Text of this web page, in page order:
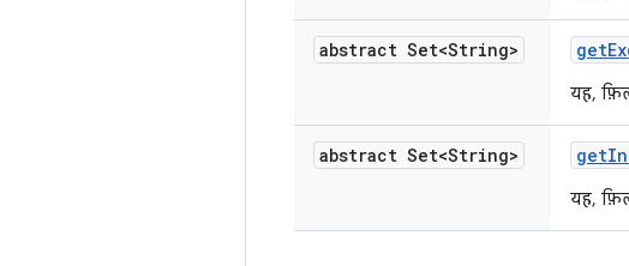
abstract Set<String> get
यह,
abstract Set<String> get
यह,